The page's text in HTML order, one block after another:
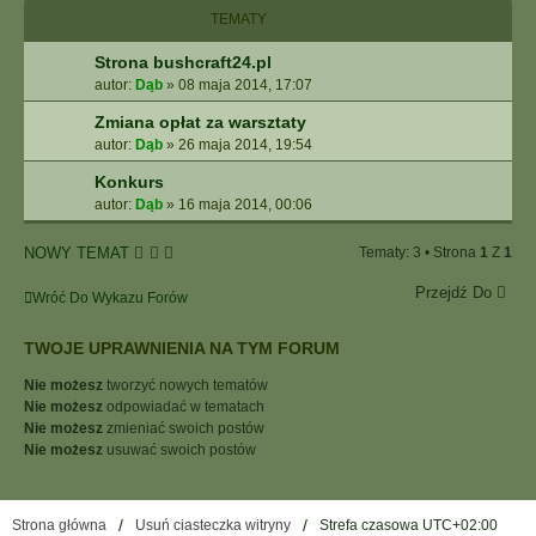
A
A
A
N
O
W
A
TEMATY
Strona bushcraft24.pl
autor: Dąb » 08 maja 2014, 17:07
Zmiana opłat za warsztaty
autor: Dąb » 26 maja 2014, 19:54
Konkurs
autor: Dąb » 16 maja 2014, 00:06
NOWY TEMAT Tematy: 3 • Strona 1 Z 1
Wróć Do Wykazu Forów Przejdź Do
TWOJE UPRAWNIENIA NA TYM FORUM
Nie możesz tworzyć nowych tematów
Nie możesz odpowiadać w tematach
Nie możesz zmieniać swoich postów
Nie możesz usuwać swoich postów
Strona główna Usuń ciasteczka witryny Strefa czasowa UTC+02:00